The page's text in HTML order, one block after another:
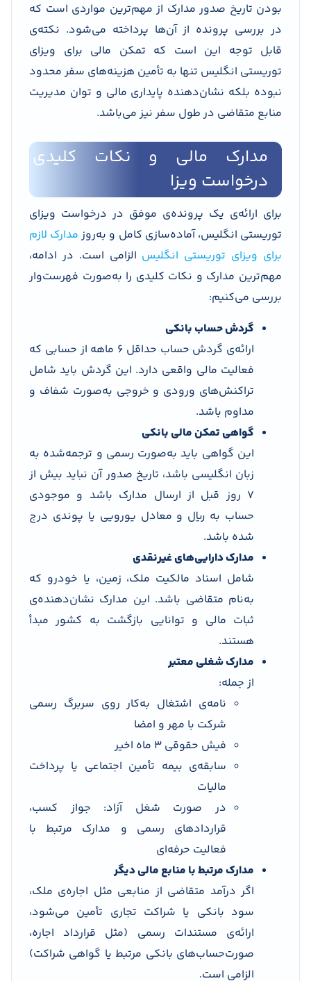
بودن تاریخ صدور مدارک از مهم‌ترین مواردی است که
در بررسی پرونده از آن‌ها پرداخته می‌شود. نکته‌ی
قابل توجه این است که تمکن مالی برای ویزای
توریستی انگلیس تنها به تأمین هزینه‌های سفر محدود
نبوده بلکه نشان‌دهنده پایداری مالی و توان مدیریت
منابع متقاضی در طول سفر نیز می‌باشد.
مدارک مالی و نکات کلیدی
درخواست ویزا
برای ارائه‌ی یک پرونده‌ی موفق در درخواست ویزای
توریستی انگلیس، آماده‌سازی کامل و به‌روز مدارک لازم
برای ویزای توریستی انگلیس الزامی است. در ادامه،
مهم‌ترین مدارک و نکات کلیدی را به‌صورت فهرست‌وار
بررسی می‌کنیم:
گردش حساب بانکی
ارائه‌ی گردش حساب حداقل ۶ ماهه از حسابی که
فعالیت مالی واقعی دارد. این گردش باید شامل
تراکنش‌های ورودی و خروجی به‌صورت شفاف و
مداوم باشد.
گواهی تمکن مالی بانکی
این گواهی باید به‌صورت رسمی و ترجمه‌شده به
زبان انگلیسی باشد، تاریخ صدور آن نباید بیش از
۷ روز قبل از ارسال مدارک باشد و موجودی
حساب به ریال و معادل یورویی یا پوندی درج
شده باشد.
مدارک دارایی‌های غیرنقدی
شامل اسناد مالکیت ملک، زمین، یا خودرو که
به‌نام متقاضی باشد. این مدارک نشان‌دهنده‌ی
ثبات مالی و توانایی بازگشت به کشور مبدأ
هستند.
مدارک شغلی معتبر
از جمله:
نامه‌ی اشتغال به‌کار روی سربرگ رسمی
شرکت با مهر و امضا
فیش حقوقی ۳ ماه اخیر
سابقه‌ی بیمه تأمین اجتماعی یا پرداخت
مالیات
در صورت شغل آزاد: جواز کسب،
قراردادهای رسمی و مدارک مرتبط با
فعالیت حرفه‌ای
مدارک مرتبط با منابع مالی دیگر
اگر درآمد متقاضی از منابعی مثل اجاره‌ی ملک،
سود بانکی یا شراکت تجاری تأمین می‌شود،
ارائه‌ی مستندات رسمی (مثل قرارداد اجاره،
صورت‌حساب‌های بانکی مرتبط یا گواهی شراکت)
الزامی است.